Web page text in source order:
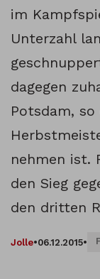
im
Unterzahl
dagegen
Potsdam, so
nehmen ist.
den Sieg
den dritten
Jolle•06.12.2015•